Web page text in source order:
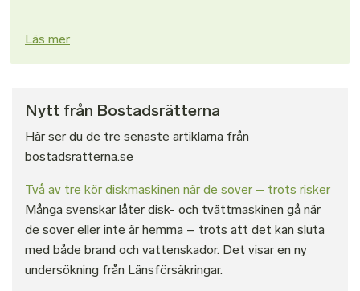
Läs mer
Nytt från Bostadsrätterna
Här ser du de tre senaste artiklarna från
bostadsratterna.se
Två av tre kör diskmaskinen när de sover – trots risker
Många svenskar låter disk- och tvättmaskinen gå när
de sover eller inte är hemma – trots att det kan sluta
med både brand och vattenskador. Det visar en ny
undersökning från Länsförsäkringar.